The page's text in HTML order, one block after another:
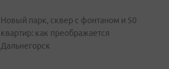
Новый парк, сквер с фонтаном и 50
квартир: как преображается
Дальнегорск